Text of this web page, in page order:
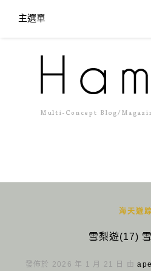
主選單
海天遊踪
雪梨遊(17)
發佈於 2026 年 1 月 21 日 由